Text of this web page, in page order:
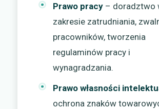
Prawo pracy – doradztwo
zakresie zatrudniania,
pracowników, tworzenia
regulaminów pracy i
wynagradzania.
Prawo własności
ochrona znaków